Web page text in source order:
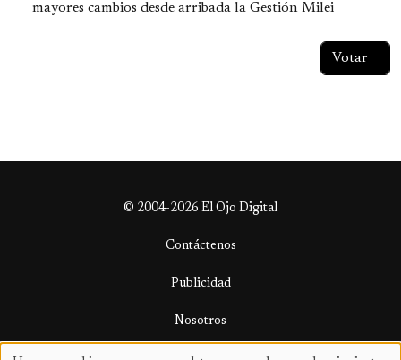
mayores cambios desde arribada la Gestión Milei
© 2004-2026 El Ojo Digital
Contáctenos
Publicidad
Nosotros